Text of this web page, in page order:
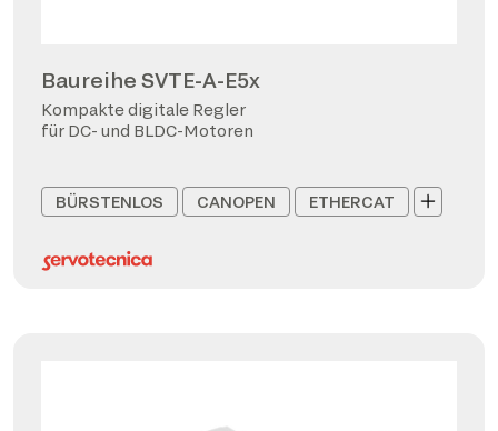
Baureihe SVTE-A-E5x
Kompakte digitale Regler
für DC- und BLDC-Motoren
BÜRSTENLOS CANOPEN ETHERCAT